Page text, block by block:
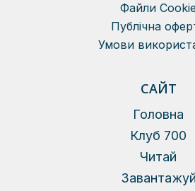
Файли Сookie
Публічна
Умови
САЙТ
Головна
Клуб 700
Читай
Завантажуй